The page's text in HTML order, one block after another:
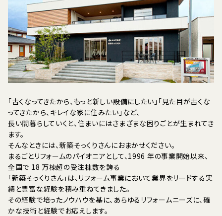
「古くなってきたから、もっと新しい設備にしたい」「見た目が古くな
ってきたから、キレイな家に住みたい」など、
長い間暮らしていくと、住まいにはさまざまな困りごとが生まれてき
ます。
そんなときには、新築そっくりさんにおまかせください。
まるごとリフォームのパイオニアとして、1996 年の事業開始以来、
全国で 18 万棟超の受注棟数を誇る
「新築そっくりさん」は、リフォーム事業において業界をリードする実
績と豊富な経験を積み重ねてきました。
その経験で培ったノウハウを基に、あらゆるリフォームニーズに、確
かな技術と経験でお応えします。